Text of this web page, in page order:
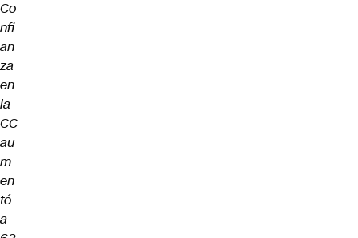
Co
nfi
an
za
en
la
CC
au
m
en
tó
a